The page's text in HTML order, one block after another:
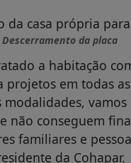
Descerramento da placa
a habitação
em todas
modalidades,
não conseguem
familiares e
da Cohapar.